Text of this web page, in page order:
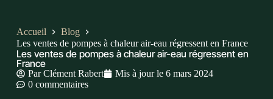
Accueil
Blog
Les ventes de pompes à chaleur air-eau régressent en France
Les ventes de pompes à chaleur air-eau régressent en
France
ParClément Rabert Mis à jour le 6 mars 2024
0 commentaires